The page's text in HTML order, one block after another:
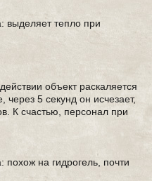
выделяет тепло при
объект раскаляется
через 5 секунд он исчезает,
К счастью, персонал при
на гидрогель, почти